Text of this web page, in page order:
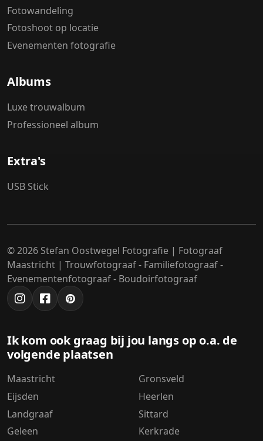
Fotowandeling
Fotoshoot op locatie
Evenementen fotografie
Albums
Luxe trouwalbum
Professioneel album
Extra's
USB Stick
© 2026 Stefan Oostwegel Fotografie | Fotograaf
Maastricht | Trouwfotograaf - Familiefotograaf -
Evenementenfotograaf - Boudoirfotograaf
Ik kom ook graag bij jou langs op o.a. de
volgende plaatsen
Maastricht
Eijsden
Landgraaf
Geleen
Gronsveld
Heerlen
Sittard
Kerkrade